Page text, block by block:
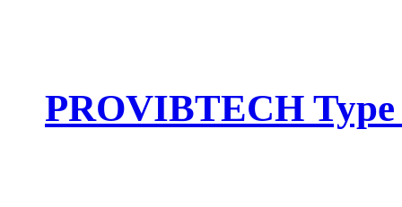
PROVIBTECH Type